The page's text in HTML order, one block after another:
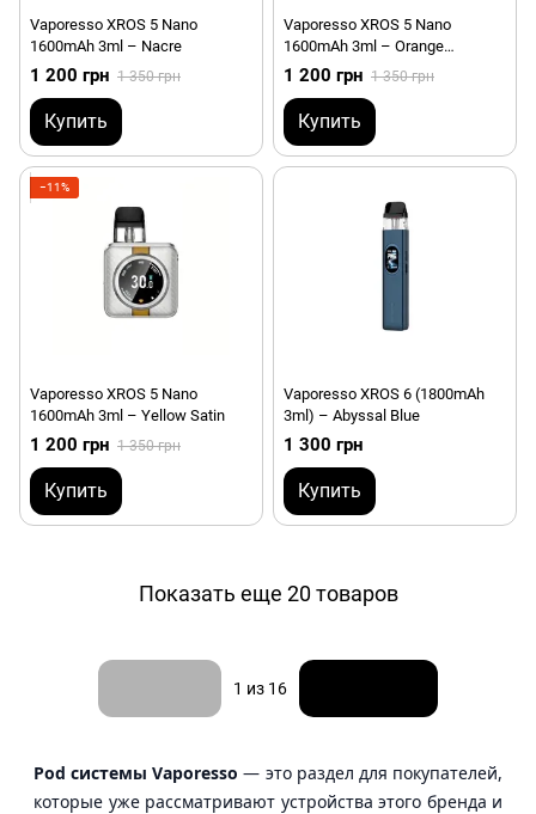
Vaporesso XROS 5 Nano
1600mAh 3ml – Nacre
1 200 грн 1 350 грн
Купить
Vaporesso XROS 5 Nano
1600mAh 3ml – Orange
Leatherette
1 200 грн 1 350 грн
Купить
−11%
Vaporesso XROS 5 Nano
1600mAh 3ml – Yellow Satin
1 200 грн 1 350 грн
Купить
Vaporesso XROS 6 (1800mAh
3ml) – Abyssal Blue
1 300 грн
Купить
Показать еще 20 товаров
1 из 16
Pod системы Vaporesso — это раздел для покупателей,
которые уже рассматривают устройства этого бренда и